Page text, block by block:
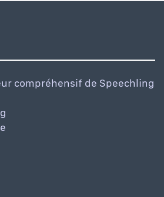
compréhensif de Speechling